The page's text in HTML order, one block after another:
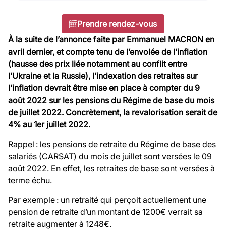
Prendre rendez-vous
À la suite de l’annonce faite par Emmanuel MACRON en
avril dernier, et compte tenu de l’envolée de l’inflation
(hausse des prix liée notamment au conflit entre
l’Ukraine et la Russie), l’indexation des retraitessur
l’inflation devrait êtremise en place à compter du 9
août 2022 sur les pensions du Régime de basedu mois
de juillet 2022. Concrètement, la revalorisation serait de
4% au 1er juillet 2022.
Rappel : les pensions de retraite du Régime de base des
salariés (CARSAT) du mois de juillet sont versées le 09
août 2022. En effet, les retraites de base sont versées à
terme échu.
Par exemple : un retraité qui perçoit actuellement une
pension de retraite d’un montant de 1200€ verrait sa
retraite augmenter à 1248€.